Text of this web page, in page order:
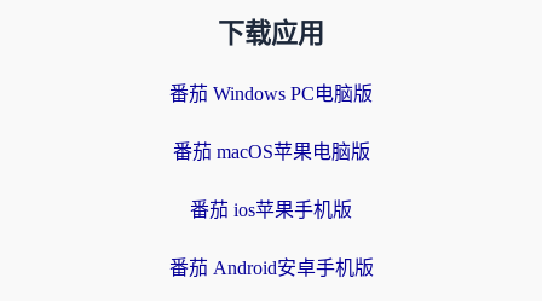
下载应用
番茄 Windows PC电脑版
番茄 macOS苹果电脑版
番茄 ios苹果手机版
番茄 Android安卓手机版